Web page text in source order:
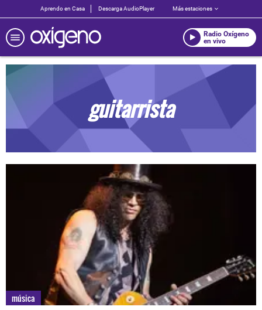
Aprendo en Casa Descarga AudioPlayer Más estaciones
Radio Oxígeno
en vivo
guitarrista
música